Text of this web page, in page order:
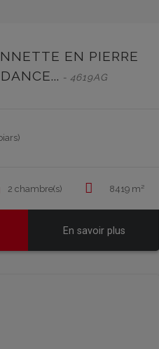
EN PIERRE
- 4619AG
2 chambre(s) 8419 m²
En savoir plus